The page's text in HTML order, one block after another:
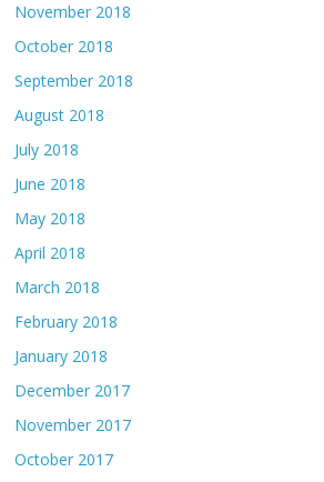
November 2018
October 2018
September 2018
August 2018
July 2018
June 2018
May 2018
April 2018
March 2018
February 2018
January 2018
December 2017
November 2017
October 2017